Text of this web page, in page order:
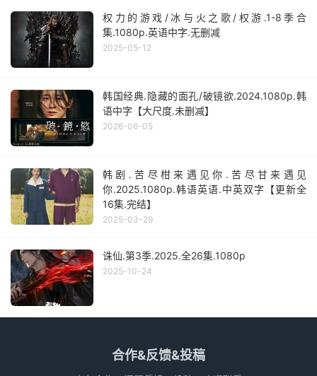
权力的游戏/冰与火之歌/权游.1-8季合
集.1080p.英语中字.无删减
2025-05-12
韩国经典.隐藏的面孔/破镜欲.2024.1080p.韩
语中字【大尺度.未删减】
2026-06-05
韩剧.苦尽柑来遇见你.苦尽甘来遇见
你.2025.1080p.韩语英语.中英双字【更新全
16集.完结】
2025-03-29
诛仙.第3季.2025.全26集.1080p
2025-10-24
合作&反馈&投稿